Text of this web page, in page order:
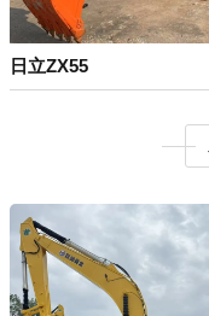
日立ZX55